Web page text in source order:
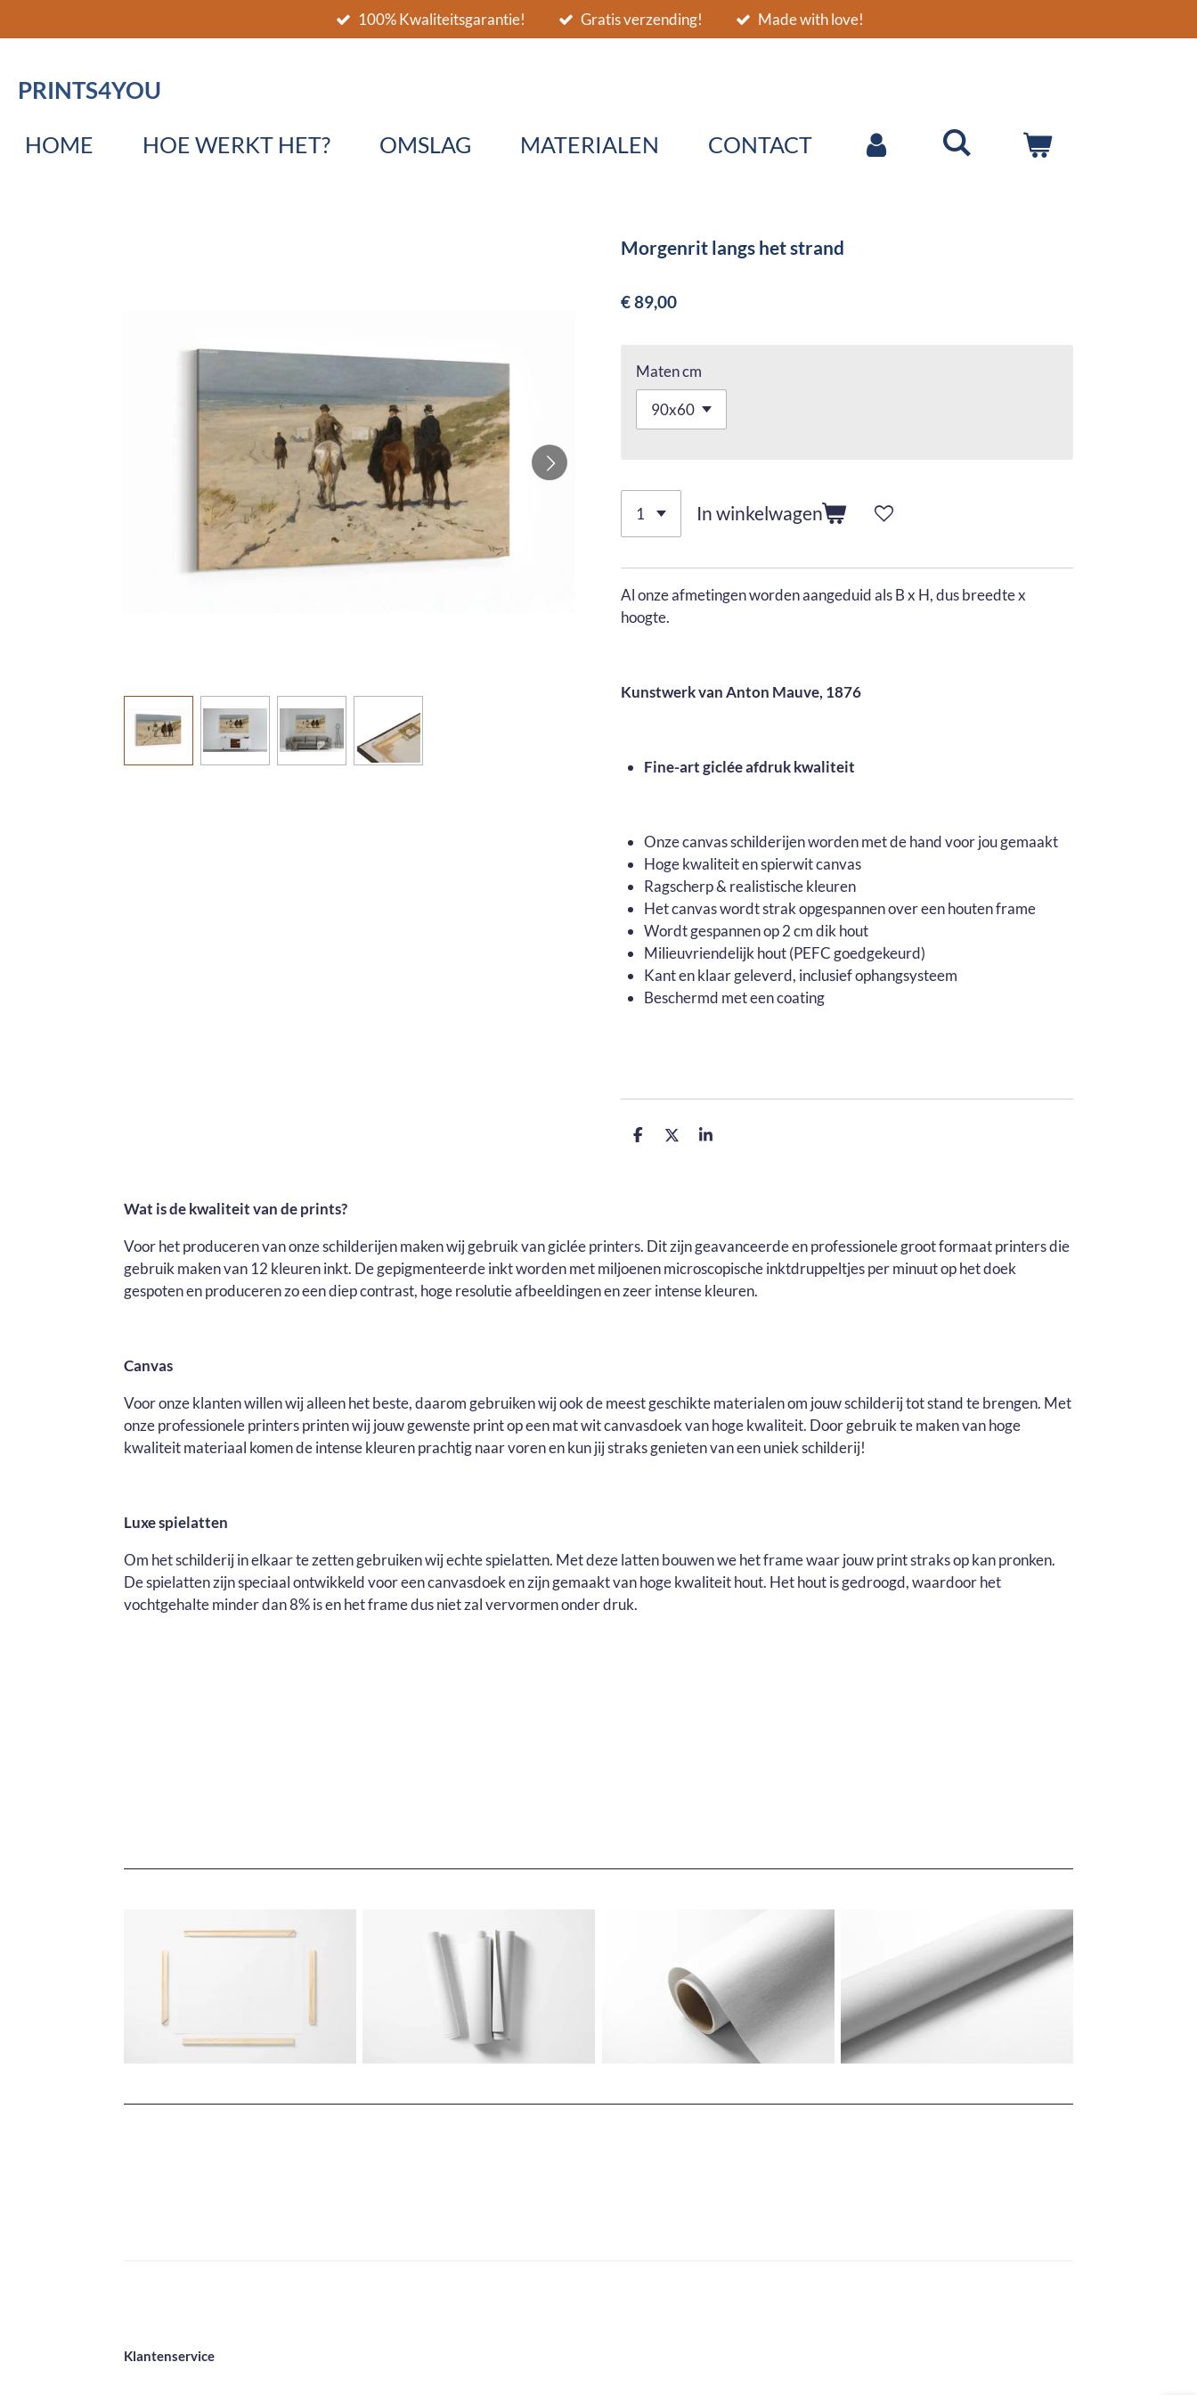
direct
de
100% Kwaliteitsgarantie! Gratis verzending! Made with love!
PRINTS4YOU
HOME HOE WERKT HET? OMSLAG MATERIALEN CONTACT
Morgenrit langs het strand
€ 89,00
Maten cm
In winkelwagen
Al onze afmetingen worden aangeduid als B x H, dus breedte x
hoogte.
Kunstwerk van Anton Mauve, 1876
Fine-art giclée afdruk kwaliteit
Onze canvas schilderijen worden met de hand voor jou gemaakt
Hoge kwaliteit en spierwit canvas
Ragscherp & realistische kleuren
Het canvas wordt strak opgespannen over een houten frame
Wordt gespannen op 2 cm dik hout
Milieuvriendelijk hout (PEFC goedgekeurd)
Kant en klaar geleverd, inclusief ophangsysteem
Beschermd met een coating
D
D
S
Wat is de kwaliteit van de prints?
Voor het produceren van onze schilderijen maken wij gebruik van giclée printers. Dit zijn geavanceerde en professionele groot formaat printers die
gebruik maken van 12 kleuren inkt. De gepigmenteerde inkt worden met miljoenen microscopische inktdruppeltjes per minuut op het doek
gespoten en produceren zo een diep contrast, hoge resolutie afbeeldingen en zeer intense kleuren.
Canvas
Voor onze klanten willen wij alleen het beste, daarom gebruiken wij ook de meest geschikte materialen om jouw schilderij tot stand te brengen. Met
onze professionele printers printen wij jouw gewenste print op een mat wit canvasdoek van hoge kwaliteit. Door gebruik te maken van hoge
kwaliteit materiaal komen de intense kleuren prachtig naar voren en kun jij straks genieten van een uniek schilderij!
Luxe spielatten
Om het schilderij in elkaar te zetten gebruiken wij echte spielatten. Met deze latten bouwen we het frame waar jouw print straks op kan pronken.
De spielatten zijn speciaal ontwikkeld voor een canvasdoek en zijn gemaakt van hoge kwaliteit hout. Het hout is gedroogd, waardoor het
vochtgehalte minder dan 8% is en het frame dus niet zal vervormen onder druk.
Klantenservice